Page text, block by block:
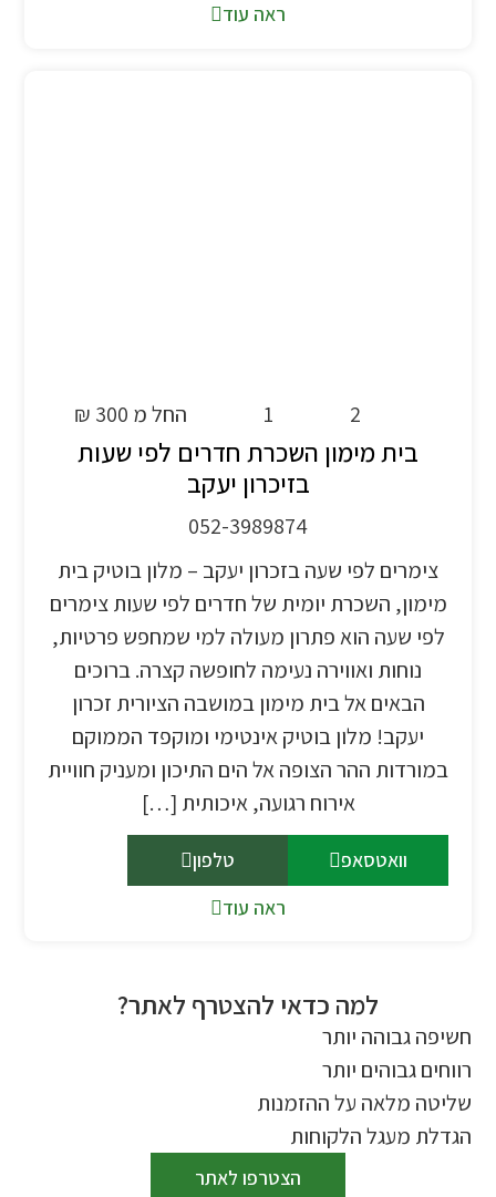
ראה עוד
החל מ 300 ₪ 1 2
בית מימון השכרת חדרים לפי שעות
בזיכרון יעקב
052-3989874
צימרים לפי שעה בזכרון יעקב – מלון בוטיק בית
מימון, השכרת יומית של חדרים לפי שעות צימרים
לפי שעה הוא פתרון מעולה למי שמחפש פרטיות,
נוחות ואווירה נעימה לחופשה קצרה. ברוכים
הבאים אל בית מימון במושבה הציורית זכרון
יעקב! מלון בוטיק אינטימי ומוקפד הממוקם
במורדות ההר הצופה אל הים התיכון ומעניק חוויית
אירוח רגועה, איכותית […]
וואטסאפ
טלפון
ראה עוד
למה כדאי להצטרף לאתר?
חשיפה גבוהה יותר
רווחים גבוהים יותר
שליטה מלאה על ההזמנות
הגדלת מעגל הלקוחות
הצטרפו לאתר